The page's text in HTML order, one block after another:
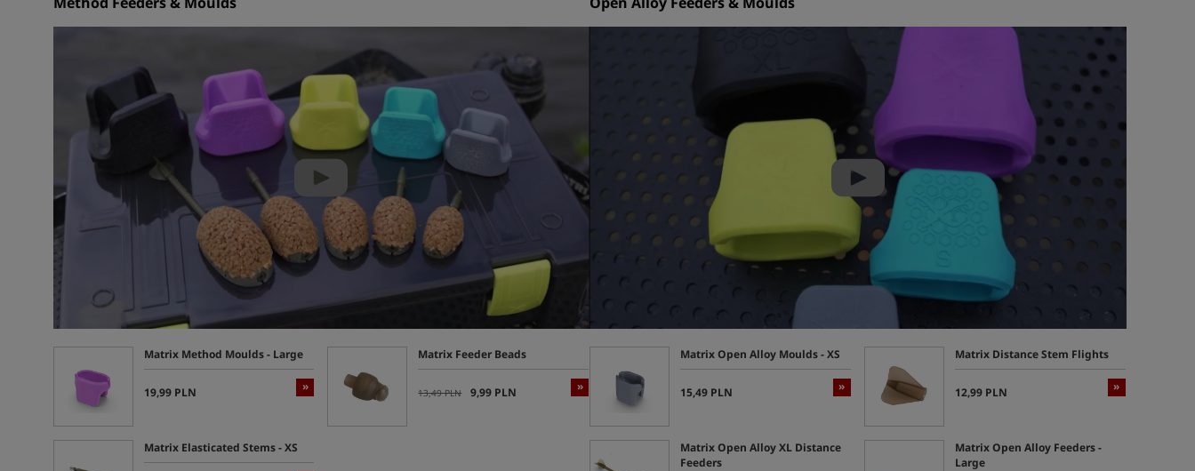
Matrix Method Moulds - Large
»
19,99 PLN
Matrix Feeder Beads
»
13,49 PLN 9,99 PLN
Matrix Elasticated Stems - XS
Matrix Open Alloy Moulds - XS
»
15,49 PLN
Matrix Distance Stem Flights
»
12,99 PLN
Matrix Open Alloy XL Distance
Feeders
Matrix Open Alloy Feeders -
Large